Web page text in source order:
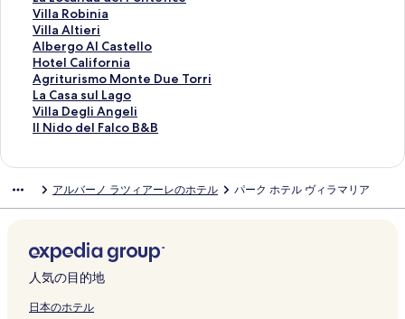
s
の
ペ
ー
ジ
を
開
く
t
e
l
の
ペ
ー
ジ
を
ン
ク
ペ
ー
ジ
を
開
く
リ
ン
の
ペ
ー
ジ
を
開
く
リ
の
ペ
ー
ジ
を
開
く
リ
m
a
C
i
a
m
p
i
ペ
ー
開
く
リ
ン
H
o
t
e
l
R
e
s
c
ペ
ー
ジ
を
l
V
e
c
c
h
i
o
ジ
を
リ
ン
ク
c
i
a
の
ペ
ー
ジ
を
ン
ク
i
s
I
I
の
ペ
ー
ジ
リ
ン
g
o
d
i
N
e
m
i
ジ
を
リ
ン
ク
i
H
o
t
e
l
R
o
ペ
ー
開
く
リ
ン
C
a
s
t
e
l
g
a
f
ペ
ー
ジ
を
l
L
a
C
u
l
l
a
a
の
ペ
ー
ジ
l
a
m
a
r
i
a
p
の
ペ
を
開
く
リ
e
r
i
c
a
n
M
o
の
ペ
を
開
く
リ
a
L
o
c
a
n
d
a
o
e
f
c
Villa Robinia
V
i
l
l
a
R
o
b
の
ジ
を
開
く
Villa Altieri
V
i
l
l
a
A
l
i
ー
ジ
を
開
Albergo Al Castello
A
l
b
e
r
g
a
e
l
o
Hotel California
H
o
t
e
l
f
n
i
の
Agriturismo Monte Due Torri
A
g
r
i
s
M
o
t
La Casa sul Lago
L
a
C
u
a
g
の
Villa Degli Angeli
V
i
e
i
A
g
Il Nido del Falco B&B
I
o
l
F
l
アルバーノ ラツィアーレのホテル パーク ホテル ヴィラマリア
人気の目的地
日本のホテル